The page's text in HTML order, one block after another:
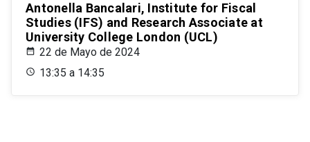
Antonella Bancalari, Institute for Fiscal
Studies (IFS) and Research Associate at
University College London (UCL)
22 de Mayo de 2024
13:35 a 14:35